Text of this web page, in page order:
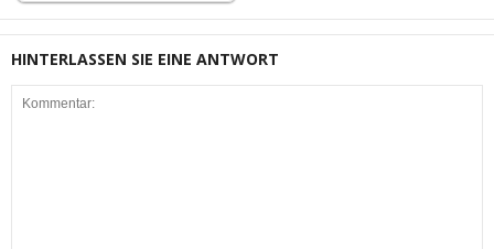
HINTERLASSEN SIE EINE ANTWORT